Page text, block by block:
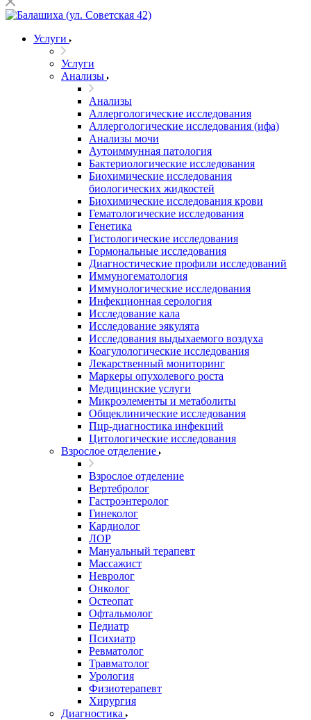
Услуги
Услуги
Анализы
Анализы
Аллергологические исследования
Аллергологические исследования (ифа)
Анализы мочи
Аутоиммунная патология
Бактериологические исследования
Биохимические исследования
биологических жидкостей
Биохимические исследования крови
Гематологические исследования
Генетика
Гистологические исследования
Гормональные исследования
Диагностические профили исследований
Иммуногематология
Иммунологические исследования
Инфекционная серология
Исследование кала
Исследование эякулята
Исследования выдыхаемого воздуха
Коагулологические исследования
Лекарственный мониторинг
Маркеры опухолевого роста
Медицинские услуги
Микроэлементы и метаболиты
Общеклинические исследования
Пцр-диагностика инфекций
Цитологические исследования
Взрослое отделение
Взрослое отделение
Вертебролог
Гастроэнтеролог
Гинеколог
Кардиолог
ЛОР
Мануальный терапевт
Массажист
Невролог
Онколог
Остеопат
Офтальмолог
Педиатр
Психиатр
Ревматолог
Травматолог
Урология
Физиотерапевт
Хирургия
Диагностика